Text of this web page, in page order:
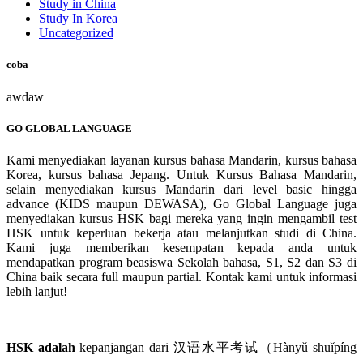
Study in China
Study In Korea
Uncategorized
coba
awdaw
GO GLOBAL LANGUAGE
Kami menyediakan layanan kursus bahasa Mandarin, kursus bahasa
Korea, kursus bahasa Jepang. Untuk Kursus Bahasa Mandarin,
selain menyediakan kursus Mandarin dari level basic hingga
advance (KIDS maupun DEWASA), Go Global Language juga
menyediakan kursus HSK bagi mereka yang ingin mengambil test
HSK untuk keperluan bekerja atau melanjutkan studi di China.
Kami juga memberikan kesempatan kepada anda untuk
mendapatkan program beasiswa Sekolah bahasa, S1, S2 dan S3 di
China baik secara full maupun partial. Kontak kami untuk informasi
lebih lanjut!
HSK adalah kepanjangan dari 汉语水平考试（Hànyǔ shuǐpíng